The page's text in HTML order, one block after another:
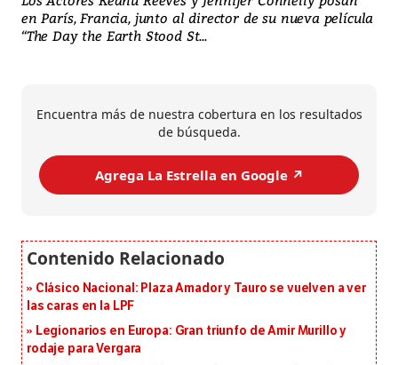
en París, Francia, junto al director de su nueva película
“The Day the Earth Stood St...
Encuentra más de nuestra cobertura en los resultados
de búsqueda.
Agrega La Estrella en Google ↗️
Clásico Nacional: Plaza Amador y Tauro se vuelven a ver
las caras en la LPF
Legionarios en Europa: Gran triunfo de Amir Murillo y
rodaje para Vergara